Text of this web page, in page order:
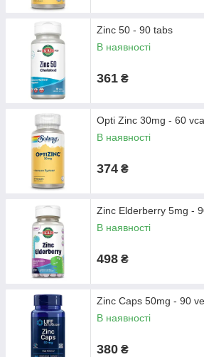
Zinc 50 - 90 tabs
В наявності
361 ₴
Opti Zinc 30mg - 60
В наявності
374 ₴
Zinc Elderberry 5mg -
В наявності
498 ₴
Zinc Caps 50mg - 90
В наявності
380 ₴